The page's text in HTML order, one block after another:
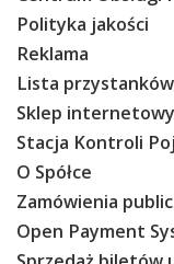
Polityka jakości
Reklama
Lista przystanków
Sklep internetowy
Stacja Kontroli
O Spółce
Zamówienia
Open Payment